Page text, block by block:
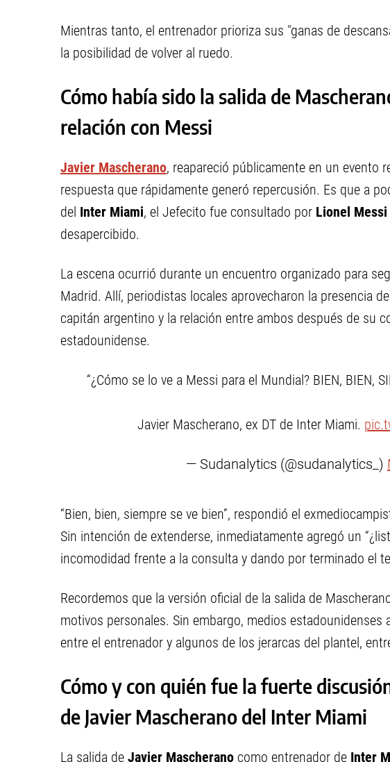
Mientras tanto, el entrenador prioriza sus "ganas de
la posibilidad de volver al ruedo.
Cómo había sido la salida de
relación con Messi
Javier Mascherano, reapareció públicamente en un evento
respuesta que rápidamente generó repercusión. Es que a
del Inter Miami, el Jefecito fue consultado por Lionel Messi
desapercibido.
La escena ocurrió durante un encuentro organizado para
Madrid. Allí, periodistas locales aprovecharon la presencia
capitán argentino y la relación entre ambos después de su
estadounidense.
“¿Cómo se lo ve a Messi para el Mundial? BIEN, BIEN,
Javier Mascherano, ex DT de Inter Miami.
— Sudanalytics (@sudanalytics_)
“Bien, bien, siempre se ve bien”, respondió el
Sin intención de extenderse, inmediatamente agregó un
incomodidad frente a la consulta y dando por terminado el
Recordemos que la versión oficial de la salida de
motivos personales. Sin embargo, medios
entre el entrenador y algunos de los jerarcas del plantel,
Cómo y con quién fue la fuerte
de Javier Mascherano del Inter Miami
La salida de Javier Mascherano como entrenador de Inter